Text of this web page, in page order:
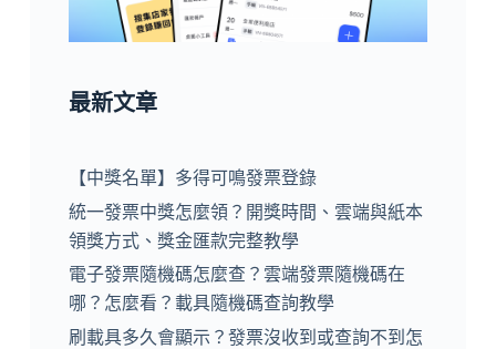
最新文章
【中獎名單】多得可鳴發票登錄
統一發票中獎怎麼領？開獎時間、雲端與紙本
領獎方式、獎金匯款完整教學
電子發票隨機碼怎麼查？雲端發票隨機碼在
哪？怎麼看？載具隨機碼查詢教學
刷載具多久會顯示？發票沒收到或查詢不到怎